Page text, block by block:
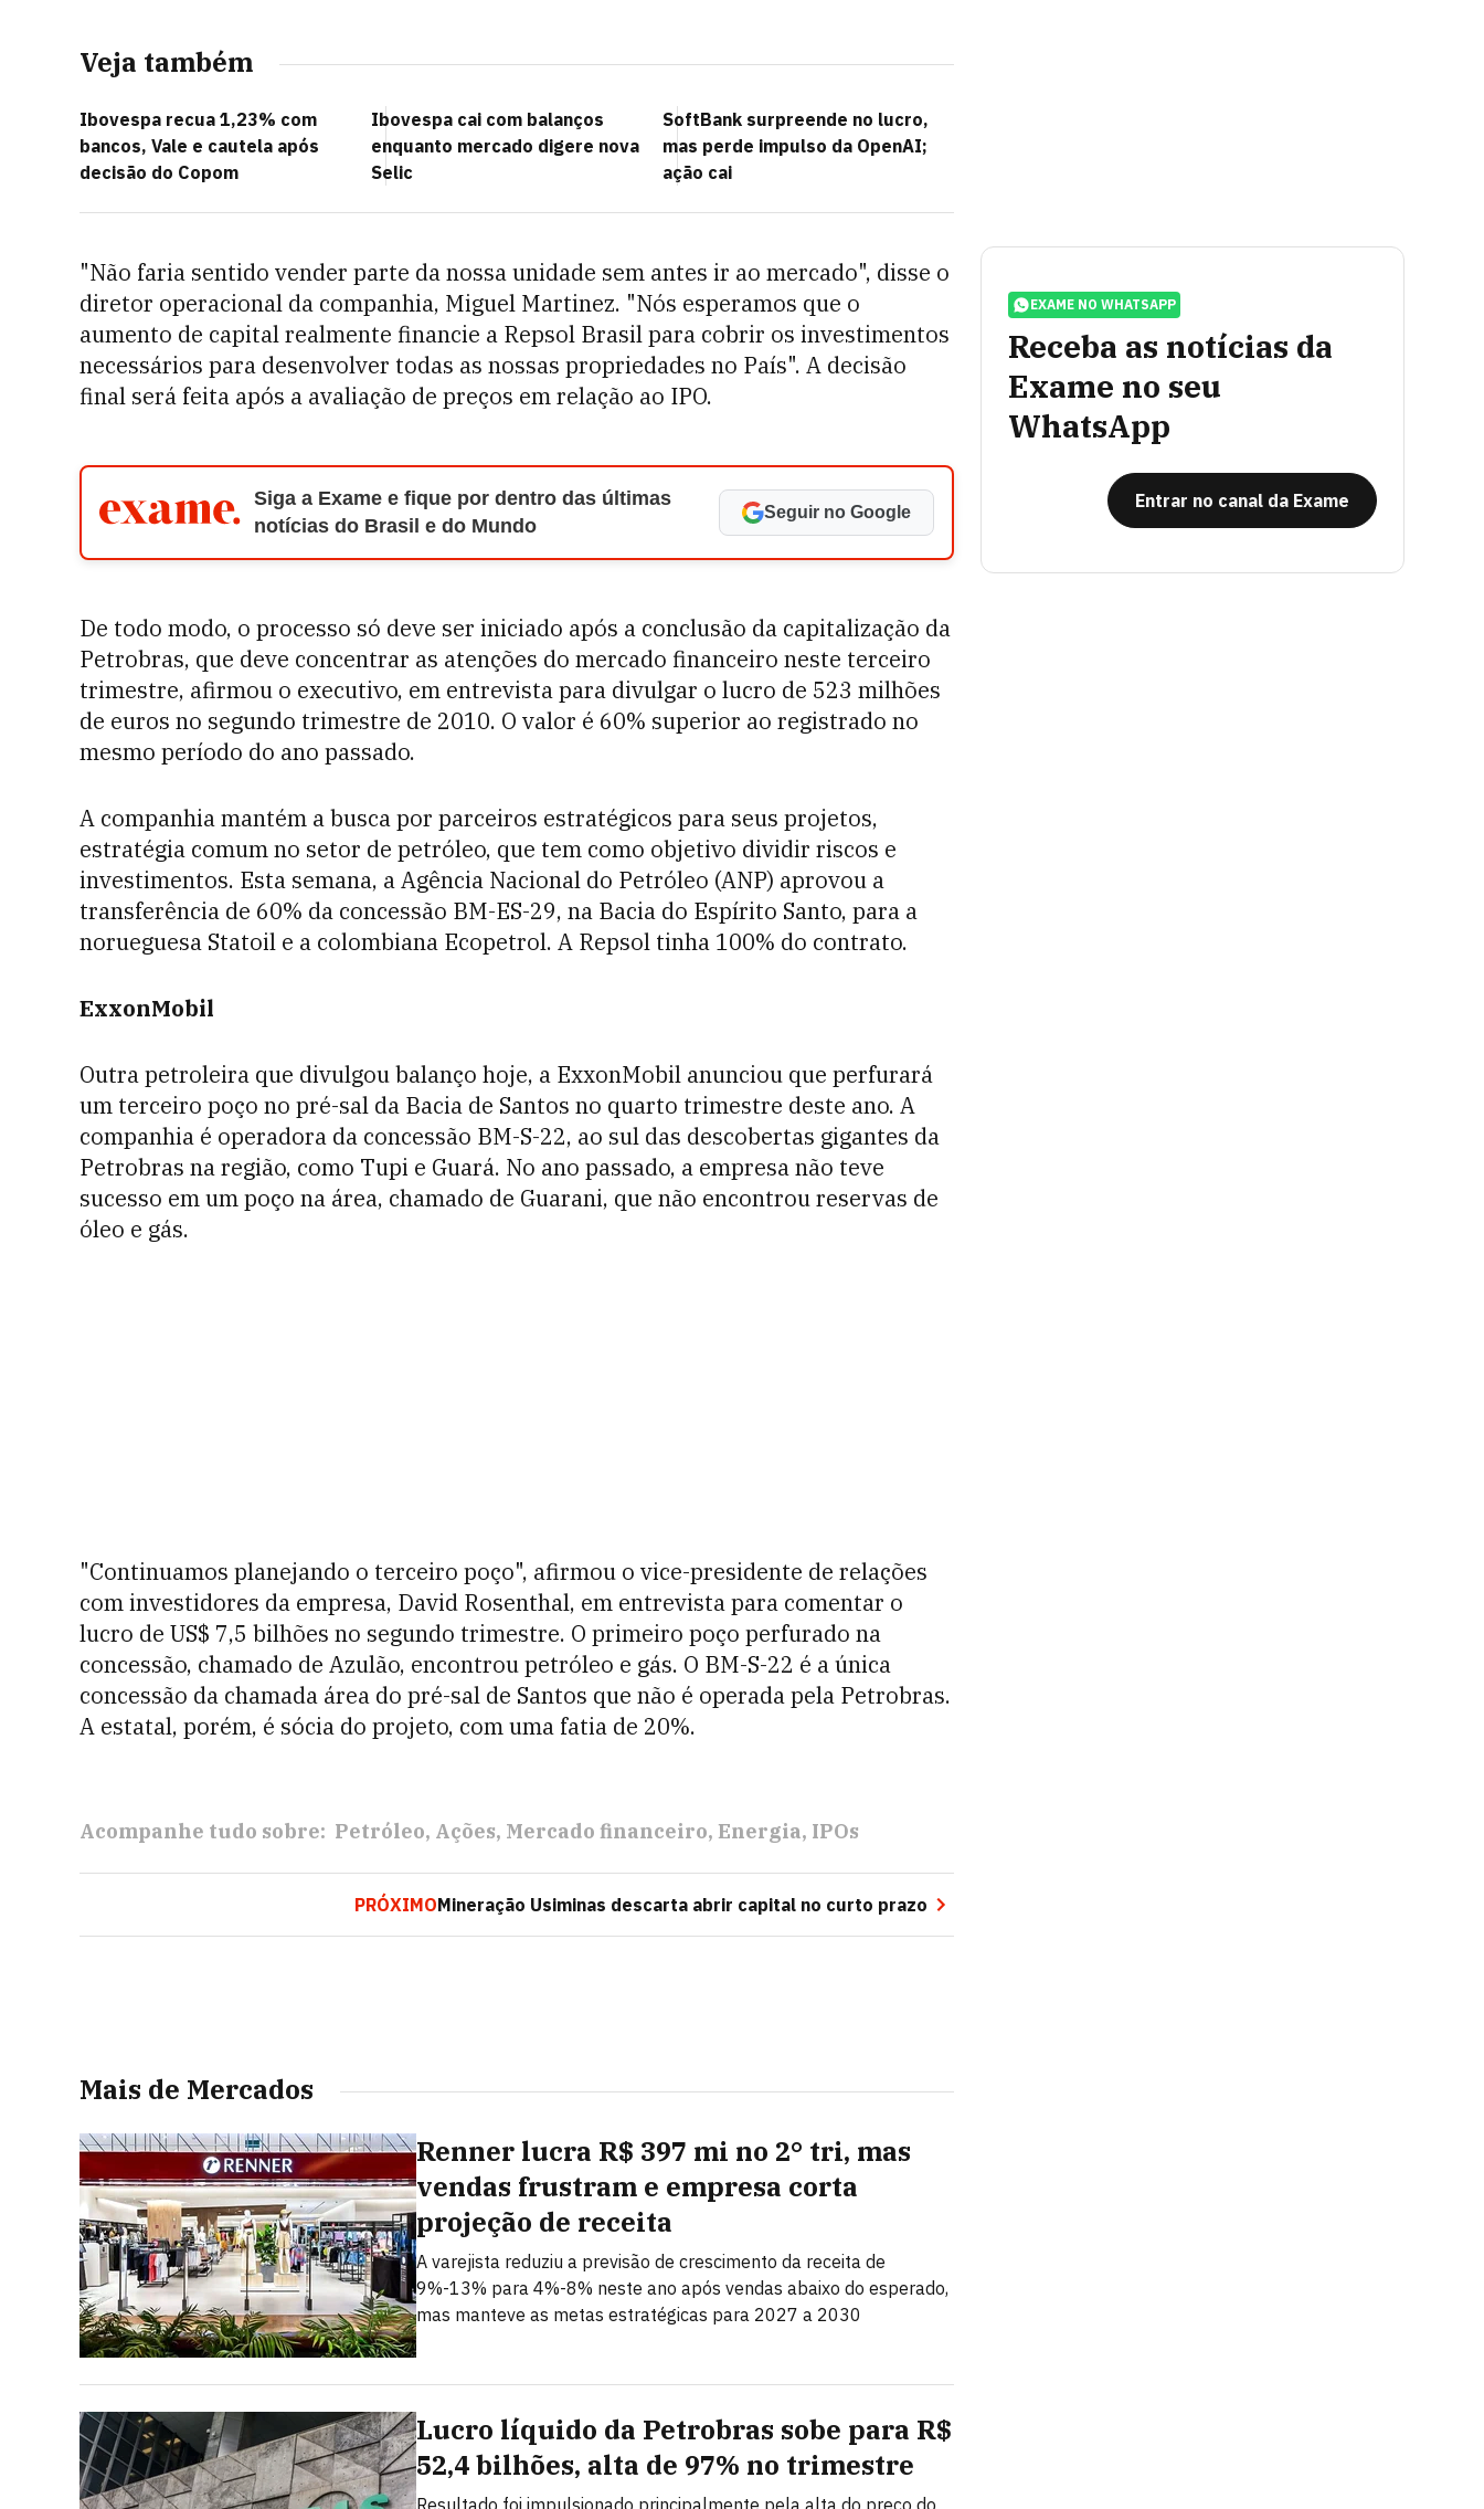
Veja também
Ibovespa recua 1,23% com
bancos, Vale e cautela após
decisão do Copom
Ibovespa cai com balanços
enquanto mercado digere nova
Selic
SoftBank surpreende no lucro,
mas perde impulso da OpenAI;
ação cai
"Não faria sentido vender parte da nossa unidade sem antes ir ao mercado", disse o
diretor operacional da companhia, Miguel Martinez. "Nós esperamos que o
aumento de capital realmente financie a Repsol Brasil para cobrir os investimentos
necessários para desenvolver todas as nossas propriedades no País". A decisão
final será feita após a avaliação de preços em relação ao IPO.
Siga a Exame e fique por dentro das últimas
notícias do Brasil e do Mundo
Seguir no Google
De todo modo, o processo só deve ser iniciado após a conclusão da capitalização da
Petrobras, que deve concentrar as atenções do mercado financeiro neste terceiro
trimestre, afirmou o executivo, em entrevista para divulgar o lucro de 523 milhões
de euros no segundo trimestre de 2010. O valor é 60% superior ao registrado no
mesmo período do ano passado.
A companhia mantém a busca por parceiros estratégicos para seus projetos,
estratégia comum no setor de petróleo, que tem como objetivo dividir riscos e
investimentos. Esta semana, a Agência Nacional do Petróleo (ANP) aprovou a
transferência de 60% da concessão BM-ES-29, na Bacia do Espírito Santo, para a
norueguesa Statoil e a colombiana Ecopetrol. A Repsol tinha 100% do contrato.
ExxonMobil
Outra petroleira que divulgou balanço hoje, a ExxonMobil anunciou que perfurará
um terceiro poço no pré-sal da Bacia de Santos no quarto trimestre deste ano. A
companhia é operadora da concessão BM-S-22, ao sul das descobertas gigantes da
Petrobras na região, como Tupi e Guará. No ano passado, a empresa não teve
sucesso em um poço na área, chamado de Guarani, que não encontrou reservas de
óleo e gás.
"Continuamos planejando o terceiro poço", afirmou o vice-presidente de relações
com investidores da empresa, David Rosenthal, em entrevista para comentar o
lucro de US$ 7,5 bilhões no segundo trimestre. O primeiro poço perfurado na
concessão, chamado de Azulão, encontrou petróleo e gás. O BM-S-22 é a única
concessão da chamada área do pré-sal de Santos que não é operada pela Petrobras.
A estatal, porém, é sócia do projeto, com uma fatia de 20%.
Acompanhe tudo sobre: Petróleo Ações Mercado financeiro Energia IPOs
PRÓXIMOMineração Usiminas descarta abrir capital no curto prazo
Mais de Mercados
Renner lucra R$ 397 mi no 2° tri, mas
vendas frustram e empresa corta
projeção de receita
A varejista reduziu a previsão de crescimento da receita de
9%-13% para 4%-8% neste ano após vendas abaixo do esperado,
mas manteve as metas estratégicas para 2027 a 2030
Lucro líquido da Petrobras sobe para R$
52,4 bilhões, alta de 97% no trimestre
Resultado foi impulsionado principalmente pela alta do preço do
EXAME NO WHATSAPP
Receba as notícias da
Exame no seu
WhatsApp
Entrar no canal da Exame